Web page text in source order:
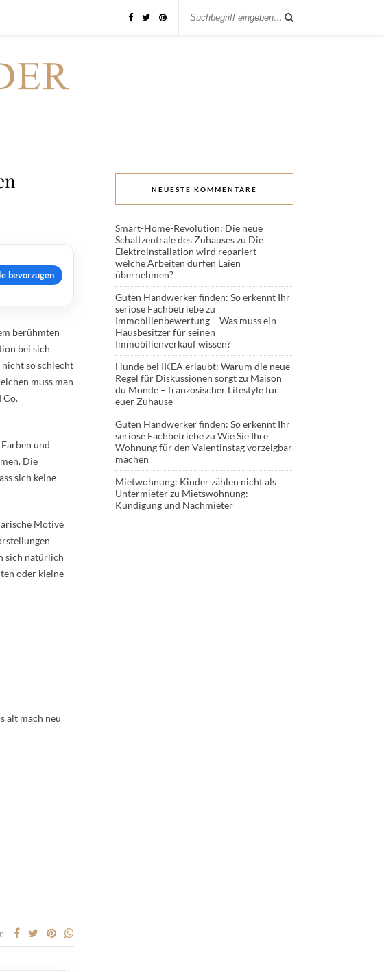
bevorzugen
berühmten
bei sich
nicht so schlecht
muss man
Co.
und
Die
sich keine
Motive
sich natürlich
oder kleine
alt mach neu
NEUESTE KOMMENTARE
Smart-Home-Revolution: Die neue
Schaltzentrale des Zuhauseszu Die
Elektroinstallation wird repariert –
welche Arbeiten dürfen Laien
übernehmen?
Guten Handwerker finden: So erkennt Ihr
seriöse Fachbetriebezu
Immobilienbewertung – Was muss ein
Hausbesitzer für seinen
Immobilienverkauf wissen?
Hunde bei IKEA erlaubt: Warum die neue
Regel für Diskussionen sorgtzu Maison
du Monde – französischer Lifestyle für
euer Zuhause
Guten Handwerker finden: So erkennt Ihr
seriöse Fachbetriebezu Wie Sie Ihre
Wohnung für den Valentinstag vorzeigbar
machen
Mietwohnung: Kinder zählen nicht als
Untermieterzu Mietswohnung:
Kündigung und Nachmieter